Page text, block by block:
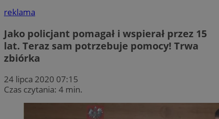
reklama
Jako policjant pomagał i wspierał przez 15
lat. Teraz sam potrzebuje pomocy! Trwa
zbiórka
24 lipca 2020 07:15
Czas czytania: 4 min.